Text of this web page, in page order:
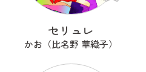
セリュレ
かお（比名野 華織子）